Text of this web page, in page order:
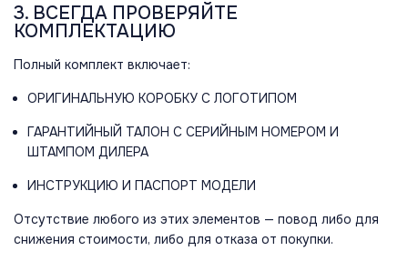
3. ВСЕГДА ПРОВЕРЯЙТЕ
КОМПЛЕКТАЦИЮ
Полный комплект включает:
ОРИГИНАЛЬНУЮ КОРОБКУ С ЛОГОТИПОМ
ГАРАНТИЙНЫЙ ТАЛОН С СЕРИЙНЫМ НОМЕРОМ И
ШТАМПОМ ДИЛЕРА
ИНСТРУКЦИЮ И ПАСПОРТ МОДЕЛИ
Отсутствие любого из этих элементов — повод либо для
снижения стоимости, либо для отказа от покупки.